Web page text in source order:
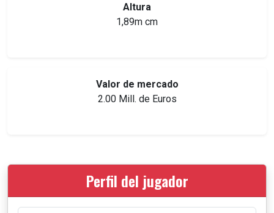
Altura
1,89m cm
Valor de mercado
2.00 Mill. de Euros
Perfil del jugador